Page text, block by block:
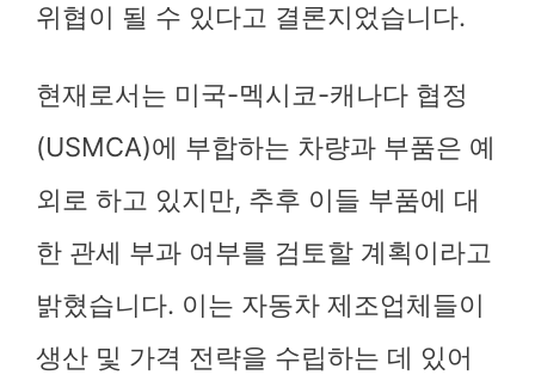
위협이 될 수 있다고 결론지었습니다.
현재로서는 미국-멕시코-캐나다 협정
(USMCA)에 부합하는 차량과 부품은 예
외로 하고 있지만, 추후 이들 부품에 대
한 관세 부과 여부를 검토할 계획이라고
밝혔습니다. 이는 자동차 제조업체들이
생산 및 가격 전략을 수립하는 데 있어